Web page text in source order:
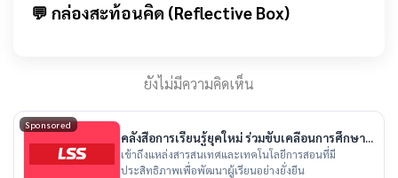
💬 กล่องสะท้อนคิด (Reflective Box)
ยังไม่มีความคิดเห็น
Sponsored
คลังสื่อการเรียนรู้ยุคใหม่ ร่วมขับเคลื่อนการศึกษา
ไทย
เข้าถึงแหล่งสารสนเทศและเทคโนโลยีการสอนที่มี
ประสิทธิภาพเพื่อพัฒนาผู้เรียนอย่างยั่งยืน